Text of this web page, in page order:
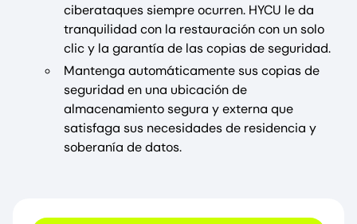
ciberataques siempre ocurren. HYCU le da
tranquilidad con la restauración con un solo
clic y la garantía de las copias de seguridad.
Mantenga automáticamente sus copias de
seguridad en una ubicación de
almacenamiento segura y externa que
satisfaga sus necesidades de residencia y
soberanía de datos.